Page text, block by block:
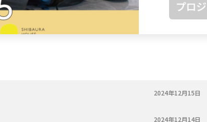
プロ
2024年12月15日
2024年12月14日